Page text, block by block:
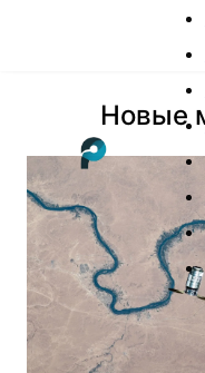
Новые